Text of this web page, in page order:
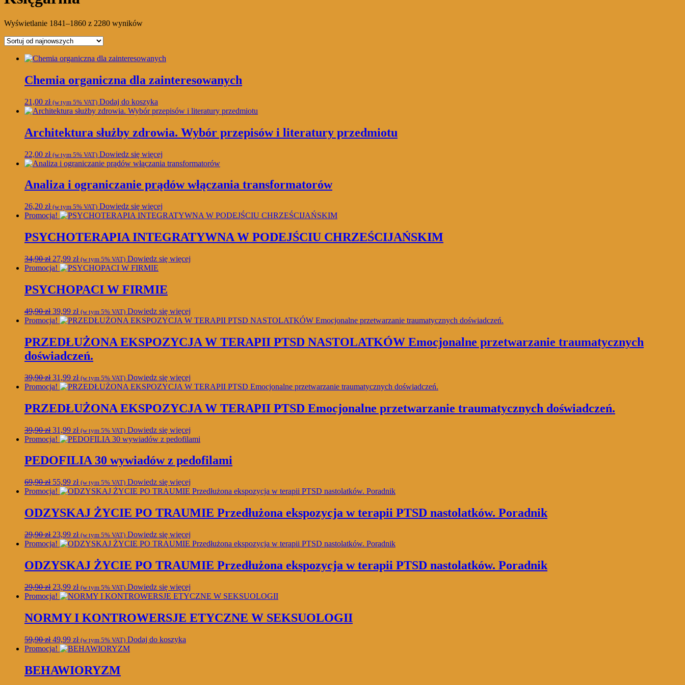
Wyświetlanie 1841–1860 z 2280 wynikówPosortowane
Chemia organiczna dla zainteresowanych
21,00 zł (w tym 5% VAT) Dodaj do koszyka
Architektura służby zdrowia. Wybór przepisów i literatury przedmiotu
22,00 zł (w tym 5% VAT) Dowiedz się więcej
Analiza i ograniczanie prądów włączania transformatorów
26,20 zł (w tym 5% VAT) Dowiedz się więcej
Promocja!
PSYCHOTERAPIA INTEGRATYWNA W PODEJŚCIU CHRZEŚCIJAŃSKIM
34,90zł Pierwotna
cena
34,90 zł.
27,99 złAktualna
cena
27,99 zł.
(w tym 5% VAT) Dowiedz się więcej
Promocja!
PSYCHOPACI W FIRMIE
49,90zł Pierwotna
cena
49,90 zł.
39,99 złAktualna
cena
39,99 zł.
(w tym 5% VAT) Dowiedz się więcej
Promocja!
PRZEDŁUŻONA EKSPOZYCJA W TERAPII PTSD NASTOLATKÓW Emocjonalne przetwarzanie traumatycznych
doświadczeń.
39,90zł Pierwotna
cena
39,90 zł.
31,99 złAktualna
cena
31,99 zł.
(w tym 5% VAT) Dowiedz się więcej
Promocja!
PRZEDŁUŻONA EKSPOZYCJA W TERAPII PTSD Emocjonalne przetwarzanie traumatycznych doświadczeń.
39,90zł Pierwotna
cena
39,90 zł.
31,99 złAktualna
cena
31,99 zł.
(w tym 5% VAT) Dowiedz się więcej
Promocja!
PEDOFILIA 30 wywiadów z pedofilami
69,90zł Pierwotna
cena
69,90 zł.
55,99 złAktualna
cena
55,99 zł.
(w tym 5% VAT) Dowiedz się więcej
Promocja!
ODZYSKAJ ŻYCIE PO TRAUMIE Przedłużona ekspozycja w terapii PTSD nastolatków. Poradnik
29,90zł Pierwotna
cena
29,90 zł.
23,99 złAktualna
cena
23,99 zł.
(w tym 5% VAT) Dowiedz się więcej
Promocja!
ODZYSKAJ ŻYCIE PO TRAUMIE Przedłużona ekspozycja w terapii PTSD nastolatków. Poradnik
29,90zł Pierwotna
cena
29,90 zł.
23,99 złAktualna
cena
23,99 zł.
(w tym 5% VAT) Dowiedz się więcej
Promocja!
NORMY I KONTROWERSJE ETYCZNE W SEKSUOLOGII
59,90zł Pierwotna
cena
59,90 zł.
49,99 złAktualna
cena
49,99 zł.
(w tym 5% VAT) Dodaj do koszyka
Promocja!
BEHAWIORYZM